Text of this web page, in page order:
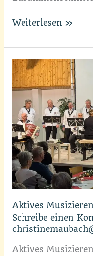
Musizieren
Alter:
Aber
Sie
hatten
noch
nie
was
mit
Musik
zu
tun?
Weiterlesen »
Aktives
Schreibe einen
Aktives